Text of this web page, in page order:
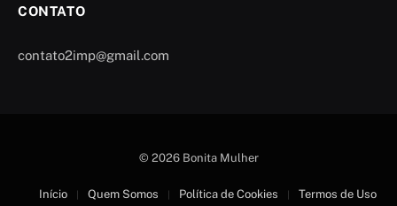
CONTATO
contato2imp@gmail.com
© 2026 Bonita Mulher
Início Quem Somos Política de Cookies Termos de Uso